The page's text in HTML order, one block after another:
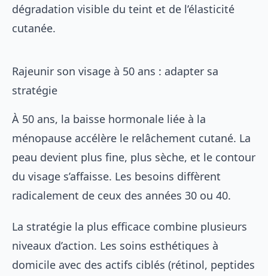
dégradation visible du teint et de l’élasticité
cutanée.
Rajeunir son visage à 50 ans : adapter sa
stratégie
À 50 ans, la baisse hormonale liée à la
ménopause accélère le relâchement cutané. La
peau devient plus fine, plus sèche, et le contour
du visage s’affaisse. Les besoins diffèrent
radicalement de ceux des années 30 ou 40.
La stratégie la plus efficace combine plusieurs
niveaux d’action. Les soins esthétiques à
domicile avec des actifs ciblés (rétinol, peptides